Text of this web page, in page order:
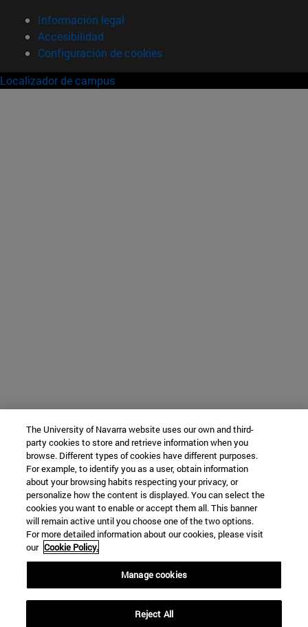
Información legal
Accesibilidad
Configuración de cookies
Localizador de campus
The University of Navarra website uses our own and third-
party cookies to store and retrieve information when you
browse. Different types of cookies have different purposes.
For example, to identify you as a user, obtain information
about your browsing habits respecting your privacy, or
personalize how the content is displayed. You can select the
cookies you want to enable or accept them all. This banner
will remain active until you choose one of the two options.
For more detailed information about our cookies, please visit
our Cookie Policy.
Manage cookies
Reject All